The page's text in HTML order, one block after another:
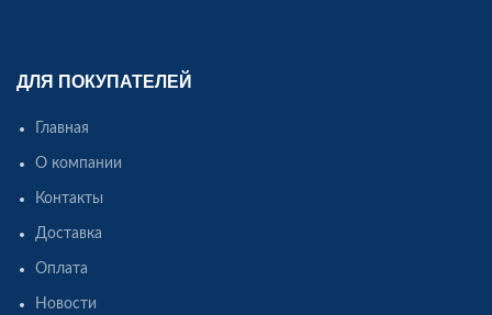
ДЛЯ ПОКУПАТЕЛЕЙ
Главная
О компании
Контакты
Доставка
Оплата
Новости